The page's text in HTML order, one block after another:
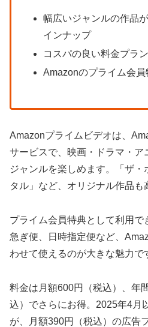
幅広いジャンルの作品
インナップ
コスパの良い料金プラン
Amazonのプライム会
Amazonプライムビデオは、
サービスで、映画・ドラマ・ア
ジャンルを楽しめます。「ザ
タル」など、オリジナル作品も
プライム会員特典として利用
急ぎ便、日時指定便など、
わせて使えるのが大きな魅力で
料金は月額600円（税込）、年
込）でさらにお得。2025年4月
が、月額390円（税込）の広告